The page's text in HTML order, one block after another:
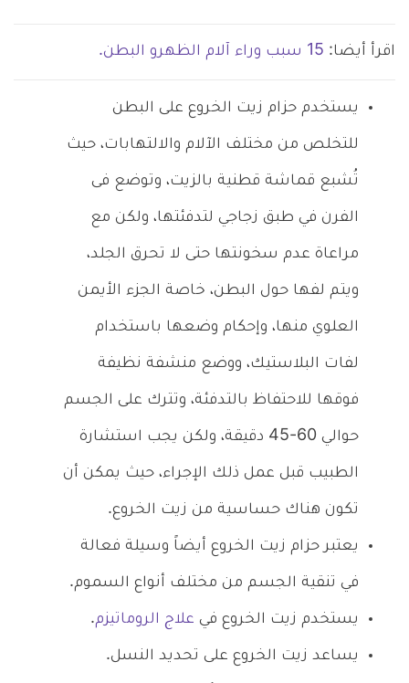
اقرأ أيضا: 15 سبب وراء آلام الظهرو البطن.
يستخدم حزام زيت الخروع على البطن
للتخلص من مختلف الآلام والالتهابات، حيث
تُشبع قماشة قطنية بالزيت، وتوضع فى
الفرن في طبق زجاجي لتدفئتها، ولكن مع
مراعاة عدم سخونتها حتى لا تحرق الجلد،
ويتم لفها حول البطن، خاصة الجزء الأيمن
العلوي منها، وإحكام وضعها باستخدام
لفات البلاستيك، ووضع منشفة نظيفة
فوقها للاحتفاظ بالتدفئة، وتترك على الجسم
حوالي 60-45 دقيقة، ولكن يجب استشارة
الطبيب قبل عمل ذلك الإجراء، حيث يمكن أن
تكون هناك حساسية من زيت الخروع.
يعتبر حزام زيت الخروع أيضاً وسيلة فعالة
في تنقية الجسم من مختلف أنواع السموم.
يستخدم زيت الخروع في علاج الروماتيزم.
يساعد زيت الخروع على تحديد النسل.